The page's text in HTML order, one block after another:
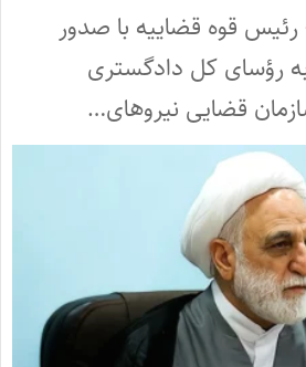
رئیس قوه قضاییه با صدور
رؤسای کل دادگستری
قضایی نیرو‌های…